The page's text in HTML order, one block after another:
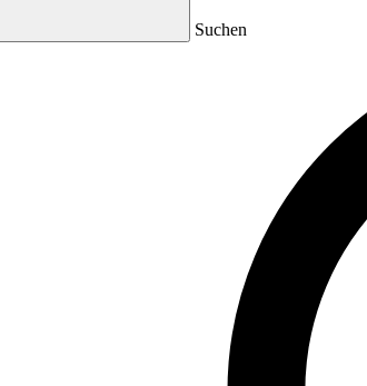
Suchen